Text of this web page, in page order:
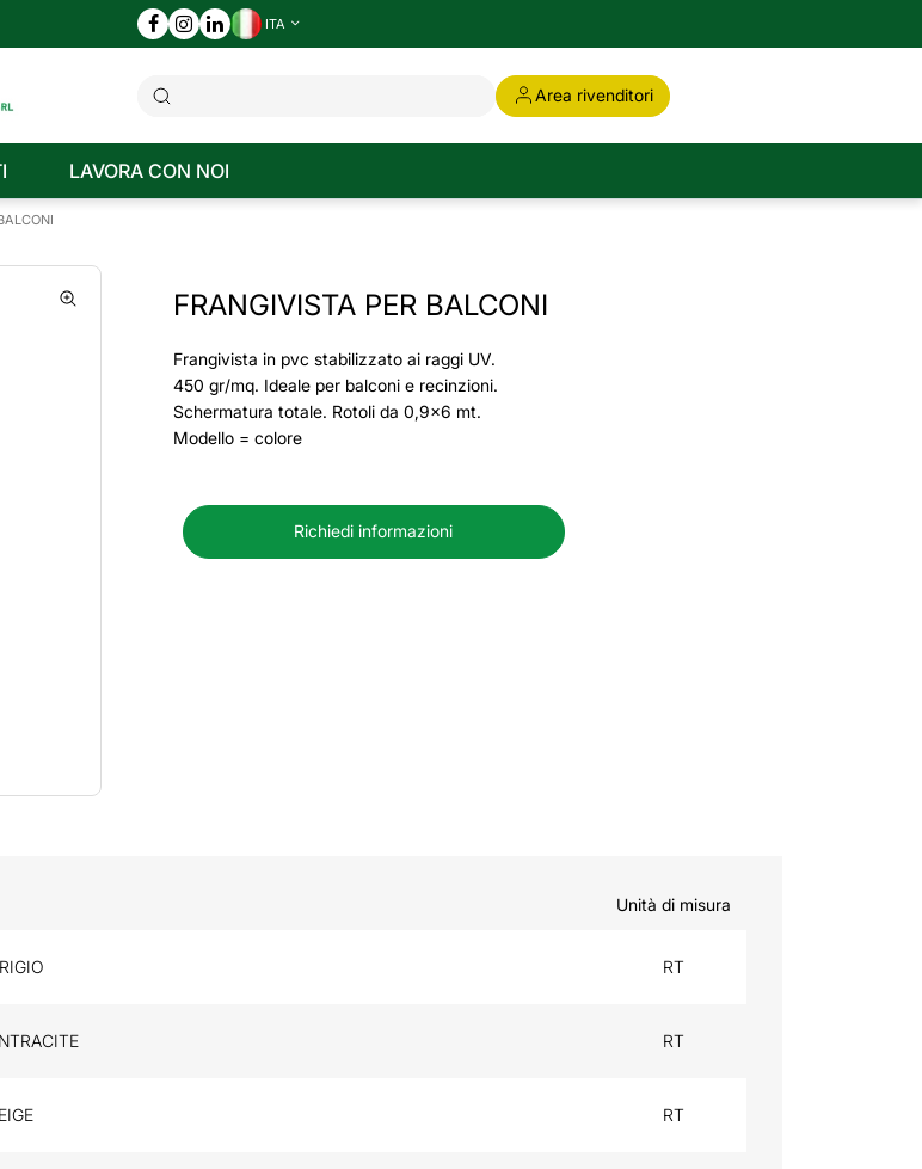
ITA
Area rivenditori
LAVORA CON NOI
FRANGIVISTA PER BALCONI
Frangivista in pvc stabilizzato ai raggi UV.
450 gr/mq. Ideale per balconi e recinzioni.
Schermatura totale. Rotoli da 0,9x6 mt.
Modello = colore
Richiedi informazioni
Unità di misura
RT
RT
RT